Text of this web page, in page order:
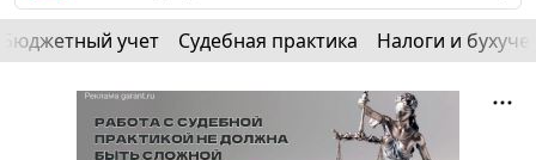
Бюджетный учет Судебная практика Налоги и